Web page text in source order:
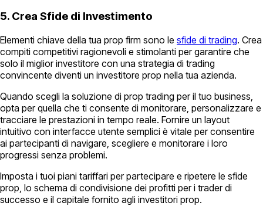
5. Crea Sfide di Investimento
Elementi chiave della tua prop firm sono le sfide di trading. Crea
compiti competitivi ragionevoli e stimolanti per garantire che
solo il miglior investitore con una strategia di trading
convincente diventi un investitore prop nella tua azienda.
Quando scegli la soluzione di prop trading per il tuo business,
opta per quella che ti consente di monitorare, personalizzare e
tracciare le prestazioni in tempo reale. Fornire un layout
intuitivo con interfacce utente semplici è vitale per consentire
ai partecipanti di navigare, scegliere e monitorare i loro
progressi senza problemi.
Imposta i tuoi piani tariffari per partecipare e ripetere le sfide
prop, lo schema di condivisione dei profitti per i trader di
successo e il capitale fornito agli investitori prop.